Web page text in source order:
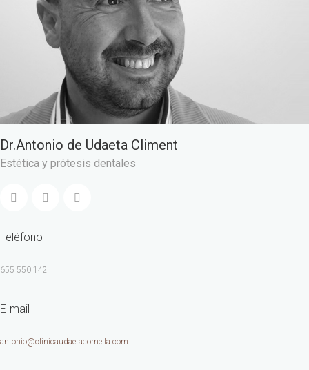
Dr.Antonio de Udaeta Climent
Estética y prótesis dentales
Teléfono
655 550 142
E-mail
antonio@clinicaudaetacomella.com